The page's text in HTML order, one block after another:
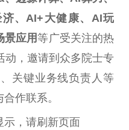
、AI+大健康、AI玩
景应用 等广受关注的热
动，邀请到众多院士专
关键业务线负责人等
作联系。